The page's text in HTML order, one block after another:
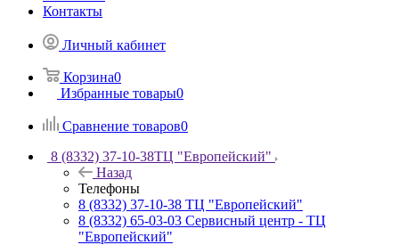
Контакты
Личный кабинет
Корзина0
Избранные товары0
Сравнение товаров0
8 (8332) 37-10-38ТЦ "Европейский"
Назад
Телефоны
8 (8332) 37-10-38 ТЦ "Европейский"
8 (8332) 65-03-03 Сервисный центр - ТЦ
"Европейский"